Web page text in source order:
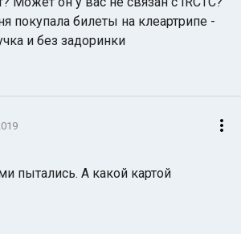
покупала билеты на клеартрипе -
и без задоринки
пытались. А какой картой